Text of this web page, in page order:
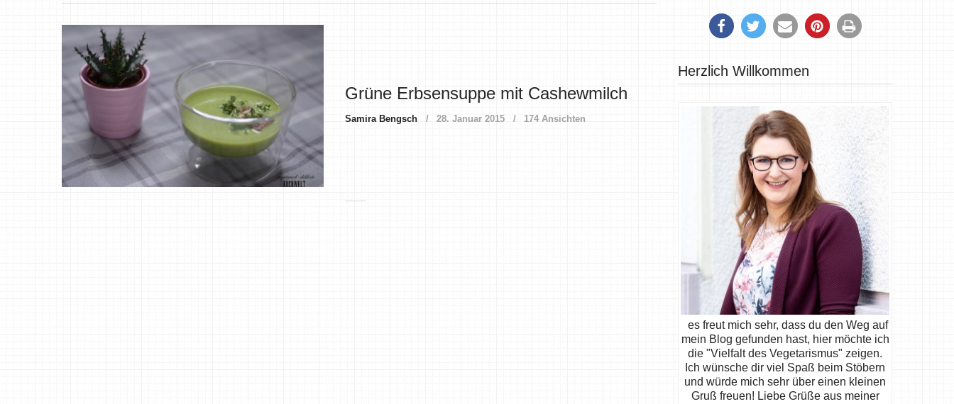
Grüne Erbsensuppe mit Cashewmilch
Samira Bengsch 28. Januar 2015 174 Ansichten
Herzlich Willkommen
es freut mich sehr, dass du den Weg auf
mein Blog gefunden hast, hier möchte ich
die "Vielfalt des Vegetarismus" zeigen.
Ich wünsche dir viel Spaß beim Stöbern
und würde mich sehr über einen kleinen
Gruß freuen! Liebe Grüße aus meiner